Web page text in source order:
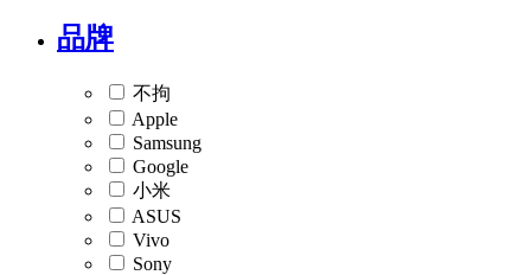
品牌
不拘
Apple
Samsung
Google
小米
ASUS
Vivo
Sony